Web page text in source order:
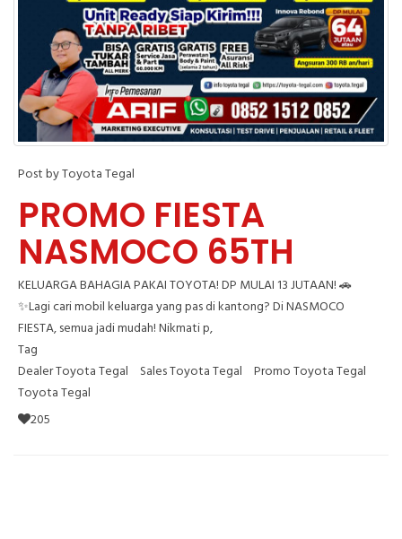
Post by Toyota Tegal
PROMO FIESTA
NASMOCO 65TH
KELUARGA BAHAGIA PAKAI TOYOTA! DP MULAI 13 JUTAAN! 🚗
✨Lagi cari mobil keluarga yang pas di kantong? Di NASMOCO
FIESTA, semua jadi mudah! Nikmati p,
Tag
Dealer Toyota Tegal
Sales Toyota Tegal
Promo Toyota Tegal
Toyota Tegal
205